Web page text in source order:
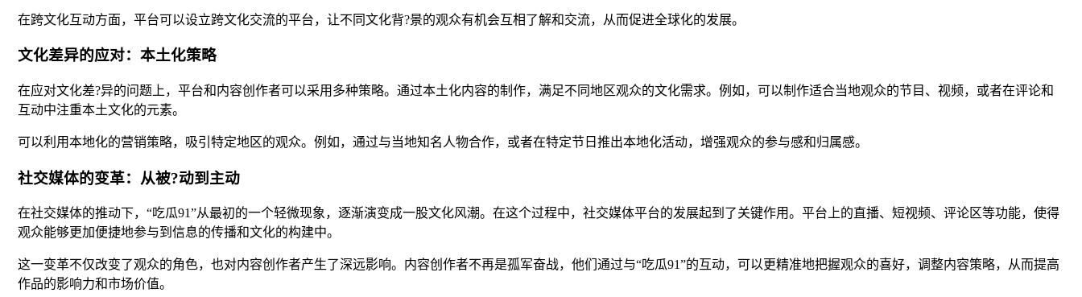
在跨文化互动方面，平台可以设立跨文化交流的平台，让不同文化背?景的观众有机会互相了解和交流，从而促进全球化的发展。
文化差异的应对：本土化策略
在应对文化差?异的问题上，平台和内容创作者可以采用多种策略。通过本土化内容的制作，满足不同地区观众的文化需求。例如，可以制作适合当地观众的节目、视频，或者在评论和
互动中注重本土文化的元素。
可以利用本地化的营销策略，吸引特定地区的观众。例如，通过与当地知名人物合作，或者在特定节日推出本地化活动，增强观众的参与感和归属感。
社交媒体的变革：从被?动到主动
在社交媒体的推动下，“吃瓜91”从最初的一个轻微现象，逐渐演变成一股文化风潮。在这个过程中，社交媒体平台的发展起到了关键作用。平台上的直播、短视频、评论区等功能，使得
观众能够更加便捷地参与到信息的传播和文化的构建中。
这一变革不仅改变了观众的角色，也对内容创作者产生了深远影响。内容创作者不再是孤军奋战，他们通过与“吃瓜91”的互动，可以更精准地把握观众的喜好，调整内容策略，从而提高
作品的影响力和市场价值。